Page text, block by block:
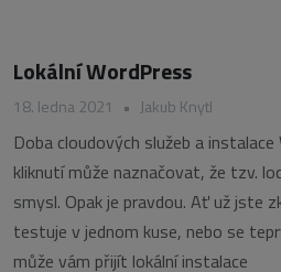
Lokální WordPress
18. ledna 2021 • Jakub Knytl
Doba cloudových služeb a
kliknutí může naznačovat, že tzv.
smysl. Opak je pravdou. Ať už jste
testuje v jednom kuse, nebo se
může vám přijít lokální instalace